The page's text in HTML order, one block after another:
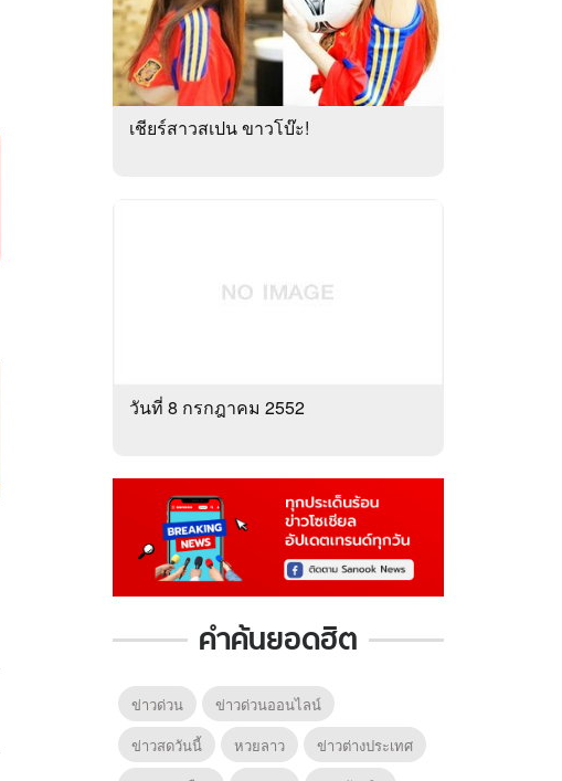
เชียร์สาวสเปน ขาวโบ๊ะ!
วันที่ 8 กรกฎาคม 2552
คำค้นยอดฮิต
ข่าวด่วน
ข่าวด่วนออนไลน์
ข่าวสดวันนี้
หวยลาว
ข่าวต่างประเทศ